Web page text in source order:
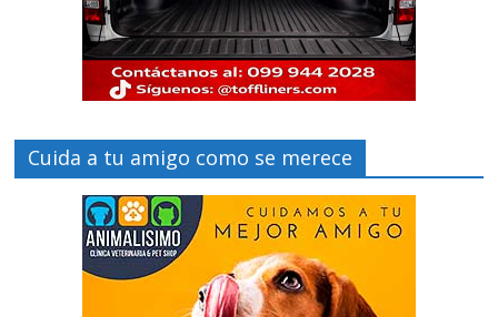
Cuida a tu amigo como se merece